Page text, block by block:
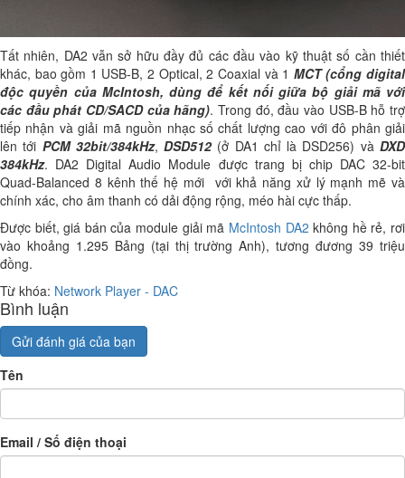
Tất nhiên, DA2 vẫn sở hữu đầy đủ các đầu vào kỹ thuật số cần thiết
khác, bao gồm 1 USB-B, 2 Optical, 2 Coaxial và 1 MCT (cổng digital
độc quyền của McIntosh, dùng để kết nối giữa bộ giải mã với
các đầu phát CD/SACD của hãng). Trong đó, đầu vào USB-B hỗ trợ
tiếp nhận và giải mã nguồn nhạc số chất lượng cao với đô phân giải
lên tới PCM 32bit/384kHz,DSD512(ở DA1 chỉ là DSD256) vàDXD
384kHz. DA2 Digital Audio Module được trang bị chip DAC 32-bit
Quad-Balanced 8 kênh thế hệ mới với khả năng xử lý mạnh mẽ và
chính xác, cho âm thanh có dải động rộng, méo hài cực thấp.
Được biết, giá bán của module giải mã McIntosh DA2 không hề rẻ, rơi
vào khoảng 1.295 Bảng (tại thị trường Anh), tương đương 39 triệu
đồng.
Từ khóa: Network Player - DAC
Bình luận
Gửi đánh giá của bạn
Tên
Email / Số điện thoại